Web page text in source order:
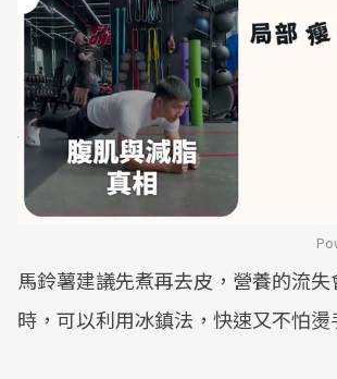
馬鈴薯建議先煮再去皮，營養的流
時，可以利用冰鎮法，快速又不怕燙